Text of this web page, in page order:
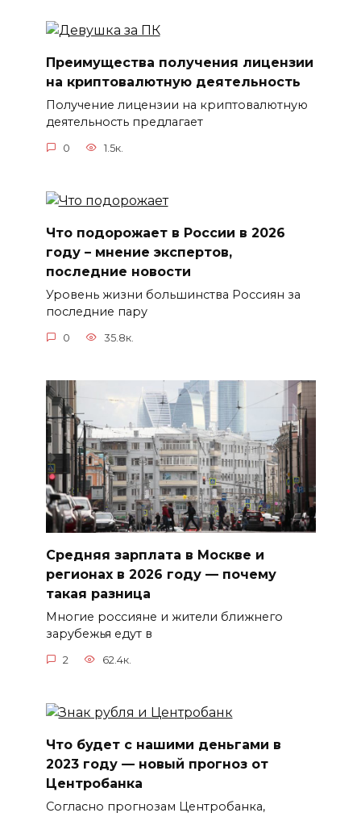
Преимущества получения лицензии
на криптовалютную деятельность
Получение лицензии на криптовалютную
деятельность предлагает
0 1.5к.
Что подорожает в России в 2026
году – мнение экспертов,
последние новости
Уровень жизни большинства Россиян за
последние пару
0 35.8к.
Средняя зарплата в Москве и
регионах в 2026 году — почему
такая разница
Многие россияне и жители ближнего
зарубежья едут в
2 62.4к.
Что будет с нашими деньгами в
2023 году — новый прогноз от
Центробанка
Согласно прогнозам Центробанка,